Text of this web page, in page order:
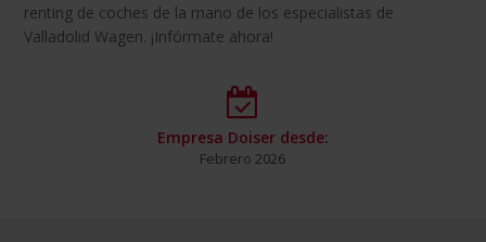
renting de coches de la mano de los especialistas de
Valladolid Wagen. ¡Infórmate ahora!
Empresa Doiser desde:
Febrero 2026